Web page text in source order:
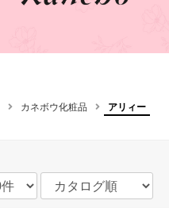
カネボウ化粧品 アリィー